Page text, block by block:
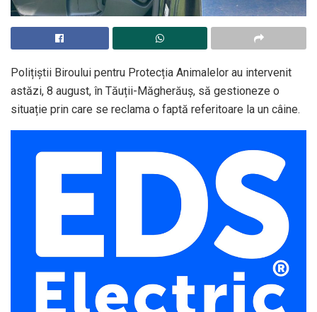
Polițiștii Biroului pentru Protecția Animalelor au intervenit
astăzi, 8 august, în Tăuții-Măgherăuș, să gestioneze o
situație prin care se reclama o faptă referitoare la un câine.